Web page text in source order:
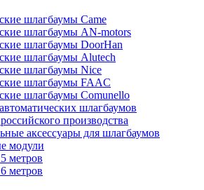
шлагбаумы Came
шлагбаумы AN-motors
шлагбаумы DoorHan
шлагбаумы Alutech
шлагбаумы Nice
шлагбаумы FAAC
шлагбаумы Comunello
шлагбаумов
производства
аксессуары для шлагбаумов
модули
метров
метров